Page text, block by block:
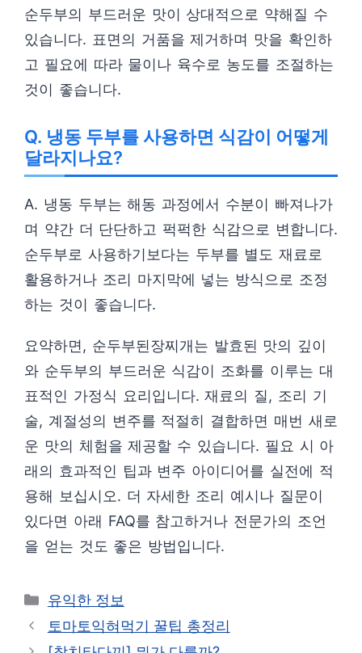
순두부의 부드러운 맛이 상대적으로 약해질 수
있습니다. 표면의 거품을 제거하며 맛을 확인하
고 필요에 따라 물이나 육수로 농도를 조절하는
것이 좋습니다.
Q. 냉동 두부를 사용하면 식감이 어떻게
달라지나요?
A. 냉동 두부는 해동 과정에서 수분이 빠져나가
며 약간 더 단단하고 퍽퍽한 식감으로 변합니다.
순두부로 사용하기보다는 두부를 별도 재료로
활용하거나 조리 마지막에 넣는 방식으로 조정
하는 것이 좋습니다.
요약하면, 순두부된장찌개는 발효된 맛의 깊이
와 순두부의 부드러운 식감이 조화를 이루는 대
표적인 가정식 요리입니다. 재료의 질, 조리 기
술, 계절성의 변주를 적절히 결합하면 매번 새로
운 맛의 체험을 제공할 수 있습니다. 필요 시 아
래의 효과적인 팁과 변주 아이디어를 실전에 적
용해 보십시오. 더 자세한 조리 예시나 질문이
있다면 아래 FAQ를 참고하거나 전문가의 조언
을 얻는 것도 좋은 방법입니다.
카
테
유익한 정보
토마토익혀먹기 꿀팁 총정리